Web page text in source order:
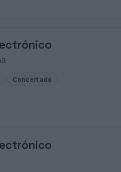
Concertado